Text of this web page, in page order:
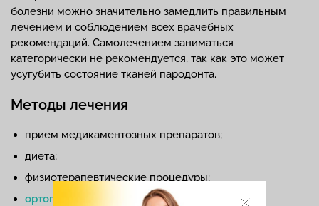
болезни можно значительно замедлить правильным
лечением и соблюдением всех врачебных
рекомендаций. Самолечением заниматься
категорически не рекомендуется, так как это может
усугубить состояние тканей пародонта.
Методы лечения
прием медикаментозных препаратов;
диета;
физиотерапевтические процедуры;
ортопедическое лечение;